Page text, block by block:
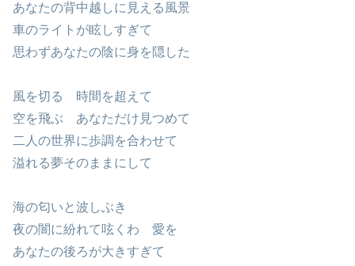
あなたの背中越しに見える風景
車のライトが眩しすぎて
思わずあなたの陰に身を隠した
風を切る 時間を超えて
空を飛ぶ あなただけ見つめて
二人の世界に歩調を合わせて
溢れる夢そのままにして
海の匂いと波しぶき
夜の闇に紛れて呟くわ 愛を
あなたの後ろが大きすぎて